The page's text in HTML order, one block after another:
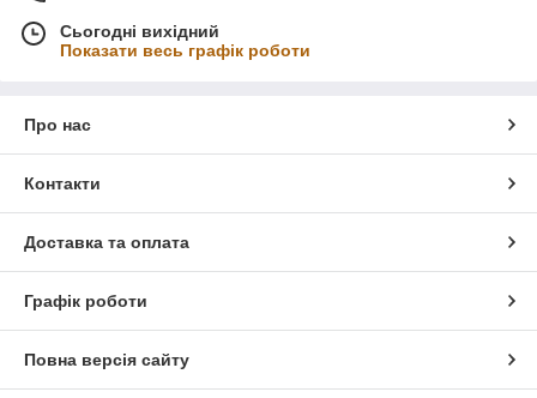
Сьогодні вихідний
Показати весь графік роботи
Про нас
Контакти
Доставка та оплата
Графік роботи
Повна версія сайту